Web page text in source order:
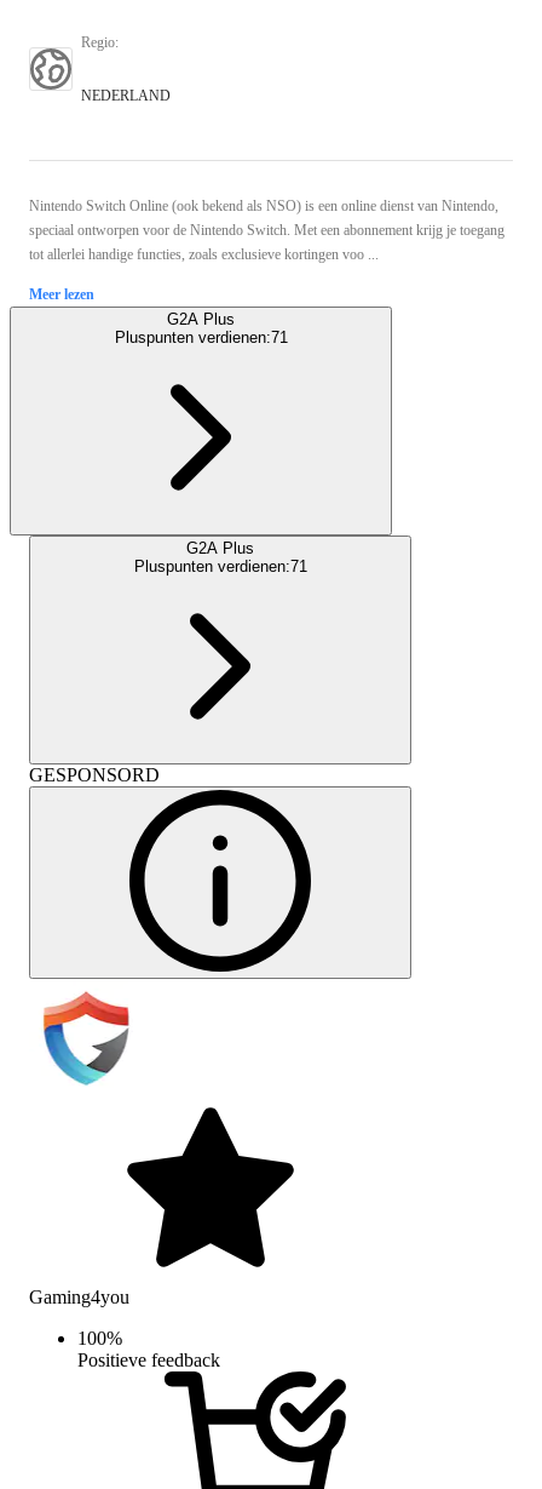
Regio:
NEDERLAND
Nintendo Switch Online (ook bekend als NSO) is een online dienst van Nintendo,
speciaal ontworpen voor de Nintendo Switch. Met een abonnement krijg je toegang
tot allerlei handige functies, zoals exclusieve kortingen voo ...
Meer lezen
G2A Plus
Pluspunten verdienen:71
G2A Plus
Pluspunten verdienen:71
GESPONSORD
Gaming4you
100%
Positieve feedback